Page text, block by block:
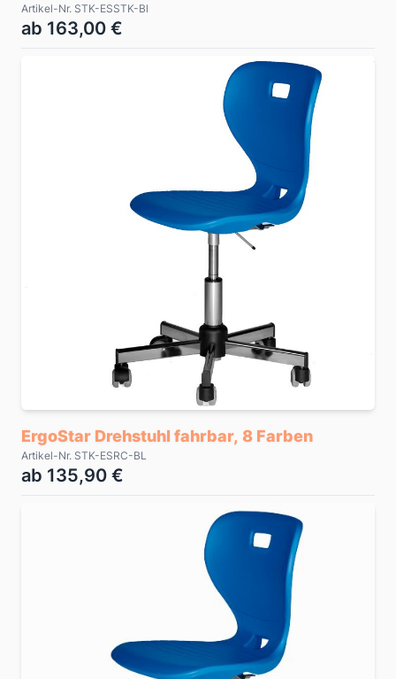
Artikel-Nr. STK-ESSTK-Bl
ab 163,00 €
ErgoStar Drehstuhl fahrbar, 8 Farben
Artikel-Nr. STK-ESRC-BL
ab 135,90 €